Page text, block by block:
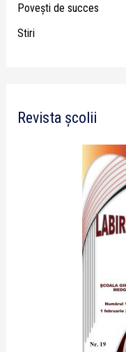
Poveşti de succes
Stiri
Revista școlii